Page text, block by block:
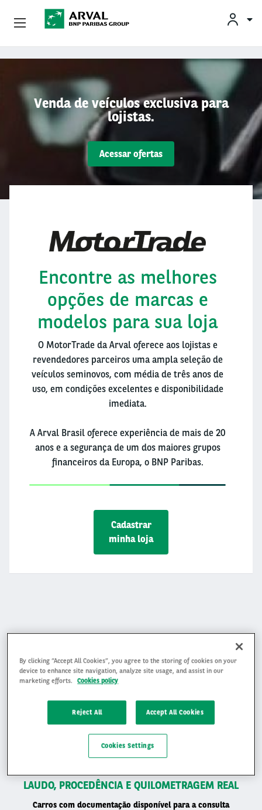
Venda de veículos exclusiva para
lojistas.
Acessar ofertas
Encontre as melhores
opções de marcas e
modelos para sua loja
O MotorTrade da Arval oferece aos lojistas e
revendedores parceiros uma ampla seleção de
veículos seminovos, com média de três anos de
uso, em condições excelentes e disponibilidade
imediata.
A Arval Brasil oferece experiência de mais de 20
anos e a segurança de um dos maiores grupos
financeiros da Europa, o BNP Paribas.
Cadastrar
minha loja
estoque diversificado e
garantia de procedência
LAUDO, PROCEDÊNCIA E QUILOMETRAGEM REAL
Carros com documentação disponível para a consulta
Conheça A Arval
By clicking “Accept All Cookies”, you agree to the storing of cookies on your
device to enhance site navigation, analyze site usage, and assist in our
marketing efforts.
Cookies policy
Reject All Accept All Cookies
Cookies Settings